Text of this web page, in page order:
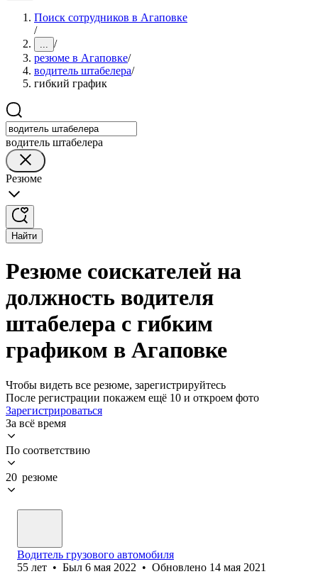
Поиск сотрудников в Агаповке
/
... /
резюме в Агаповке/
водитель штабелера/
гибкий график
водитель штабелера
Резюме
Найти
Резюме соискателей на
должность водителя
штабелера с гибким
графиком в Агаповке
Чтобы видеть все резюме, зарегистрируйтесь
После регистрации покажем ещё 10 и откроем фото
Зарегистрироваться
За всё время
По соответствию
20 резюме
Водитель грузового автомобиля
55 лет • Был 6 мая 2022 • Обновлено 14 мая 2021